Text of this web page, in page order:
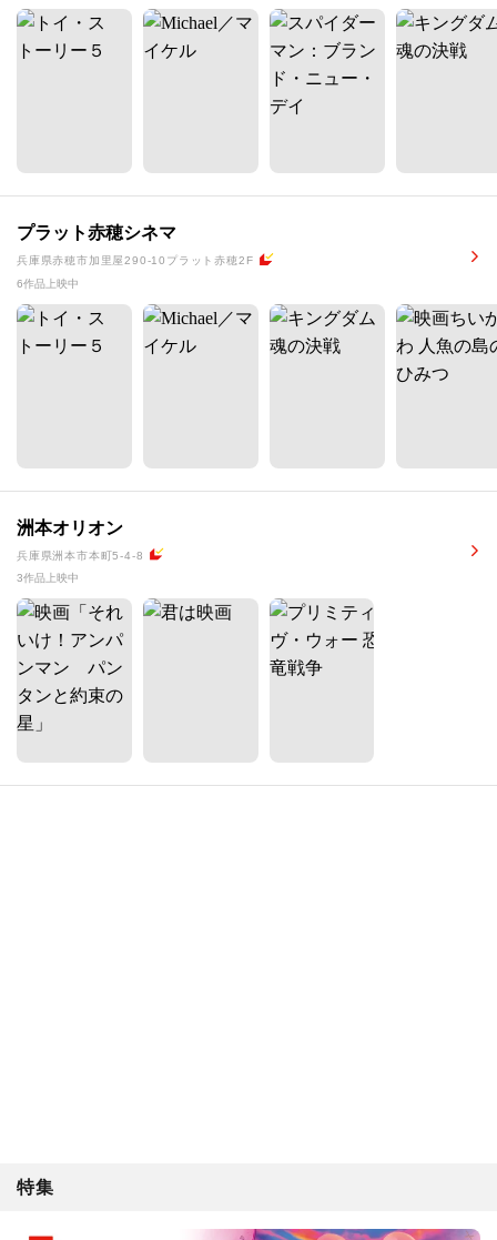
プラット赤穂シネマ
兵庫県赤穂市加里屋290-10プラット赤穂2F
6作品上映中
洲本オリオン
兵庫県洲本市本町5-4-8
3作品上映中
特集